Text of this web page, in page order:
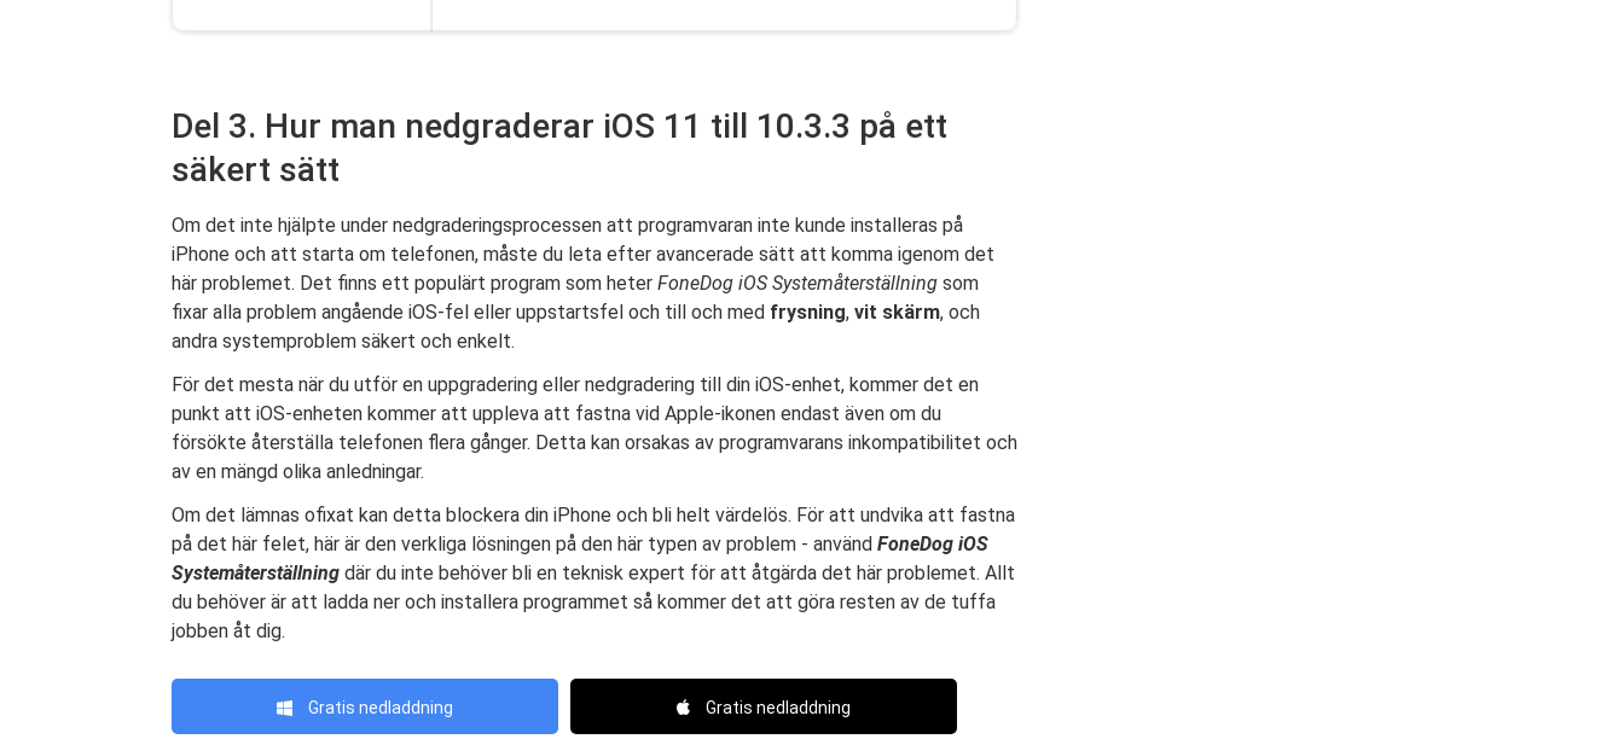
Del 3. Hur man nedgraderar iOS 11 till 10.3.3 på ett
säkert sätt
Om det inte hjälpte under nedgraderingsprocessen att programvaran inte kunde installeras på
iPhone och att starta om telefonen, måste du leta efter avancerade sätt att komma igenom det
här problemet. Det finns ett populärt program som heter FoneDog iOS Systemåterställning som
fixar alla problem angående iOS-fel eller uppstartsfel och till och med frysning, vit skärm, och
andra systemproblem säkert och enkelt.
För det mesta när du utför en uppgradering eller nedgradering till din iOS-enhet, kommer det en
punkt att iOS-enheten kommer att uppleva att fastna vid Apple-ikonen endast även om du
försökte återställa telefonen flera gånger. Detta kan orsakas av programvarans inkompatibilitet och
av en mängd olika anledningar.
Om det lämnas ofixat kan detta blockera din iPhone och bli helt värdelös. För att undvika att fastna
på det här felet, här är den verkliga lösningen på den här typen av problem - använd FoneDog iOS
Systemåterställning där du inte behöver bli en teknisk expert för att åtgärda det här problemet. Allt
du behöver är att ladda ner och installera programmet så kommer det att göra resten av de tuffa
jobben åt dig.
Gratis nedladdning Gratis nedladdning